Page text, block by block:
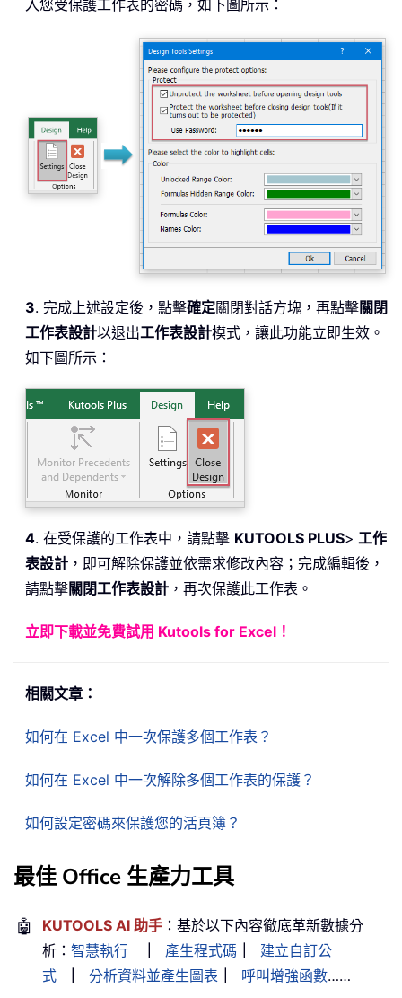
入您受保護工作表的密碼，如下圖所示：
3. 完成上述設定後，點擊確定關閉對話方塊，再點擊關閉
工作表設計以退出工作表設計模式，讓此功能立即生效。
如下圖所示：
4. 在受保護的工作表中，請點擊 KUTOOLS PLUS> 工作
表設計 ，即可解除保護並依需求修改內容；完成編輯後，
請點擊關閉工作表設計 ，再次保護此工作表。
立即下載並免費試用 Kutools for Excel！
相關文章：
如何在 Excel 中一次保護多個工作表？
如何在 Excel 中一次解除多個工作表的保護？
如何設定密碼來保護您的活頁簿？
最佳 Office 生產力工具
🤖 KUTOOLS AI 助手 ：基於以下內容徹底革新數據分
析： 智慧執行 產生程式碼
建立自訂公
式
分析資料並產生圖表 呼叫增強函數……